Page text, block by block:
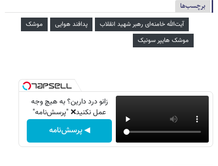
برچسب‌ها
آیت‌الله خامنه‌ای رهبر شهید انقلاب پدافند هوایی
موشک
موشک هایپر سونیک
زانو درد دارین؟ به هیچ وجه
عمل نکنید❌ "پرسش‌نامه"
◀ پرسش‌نامه